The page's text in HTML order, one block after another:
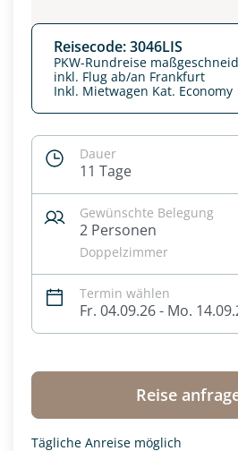
Reisecode: 3046LIS
PKW-Rundreise
inkl. Flug ab/an Frankfurt
Inkl. Mietwagen Kat. Economy
Dauer
11 Tage
Gewünschte Belegung
2 Personen
Doppelzimmer
Termin wählen
Fr. 04.09.26 - Mo.
Reise
Tägliche Anreise möglich
Datenschutz & Transparenz ist
Die Anfrage wird via SSL
geschickt. Mit Absenden des
Sie dieDatenschutzerklärung
Kenntnis genommen und